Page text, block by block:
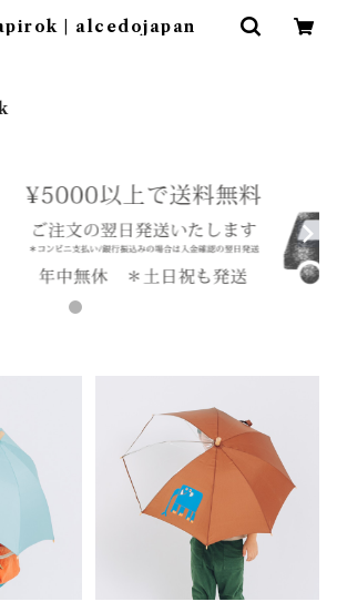
| alcedojapan